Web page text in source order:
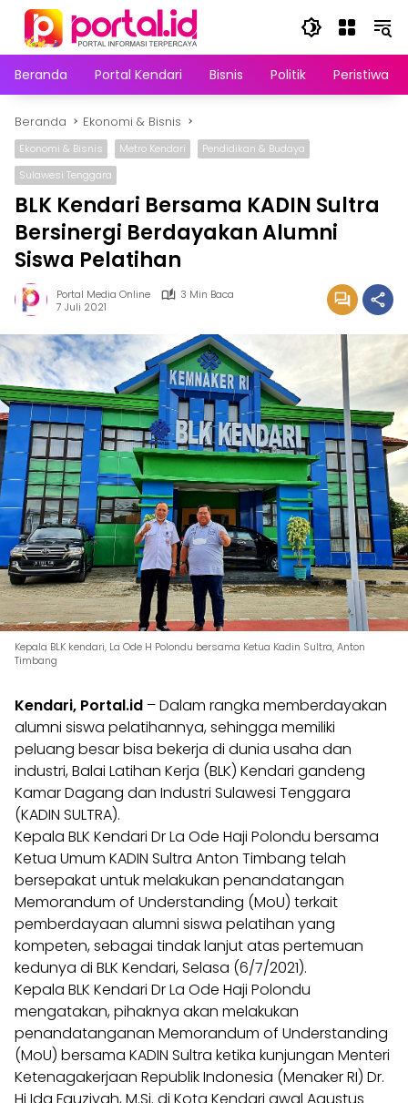
Langsung
konten
Beranda
Portal Kendari Bisnis Politik Peristiwa
Beranda Ekonomi & Bisnis
Ekonomi & Bisnis Metro Kendari
Pendidikan & Budaya
Sulawesi Tenggara
BLK Kendari Bersama KADIN Sultra
Bersinergi Berdayakan Alumni
Siswa Pelatihan
Portal Media Online
3 Min Baca
7 Juli 2021
Kepala BLK kendari, La Ode H Polondu bersama Ketua Kadin Sultra, Anton
Timbang
Kendari, Portal.id – Dalam rangka memberdayakan
alumni siswa pelatihannya, sehingga memiliki
peluang besar bisa bekerja di dunia usaha dan
industri, Balai Latihan Kerja (BLK) Kendari gandeng
Kamar Dagang dan Industri Sulawesi Tenggara
(KADIN SULTRA).
Kepala BLK Kendari Dr La Ode Haji Polondu bersama
Ketua Umum KADIN Sultra Anton Timbang telah
bersepakat untuk melakukan penandatangan
Memorandum of Understanding (MoU) terkait
pemberdayaan alumni siswa pelatihan yang
kompeten, sebagai tindak lanjut atas pertemuan
kedunya di BLK Kendari, Selasa (6/7/2021).
Kepala BLK Kendari Dr La Ode Haji Polondu
mengatakan, pihaknya akan melakukan
penandatanganan Memorandum of Understanding
(MoU) bersama KADIN Sultra ketika kunjungan Menteri
Ketenagakerjaan Republik Indonesia (Menaker RI) Dr.
Hj Ida Fauziyah, M.Si. di Kota Kendari awal Agustus